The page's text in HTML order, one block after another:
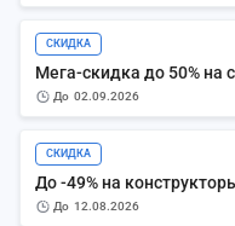
СКИДКА
Мега-скидка до 50% на
до 02.09.2026
СКИДКА
До -49% на
до 12.08.2026